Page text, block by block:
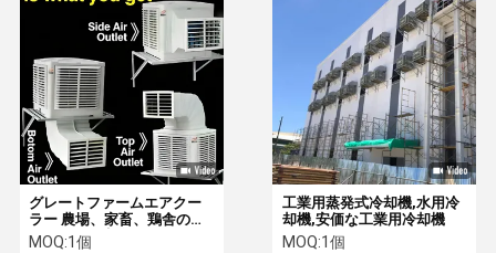
工業用蒸発式冷却機,水用冷
却機,安価な工業用冷却機
MOQ:1個
グレートファームエアクー
ラー 農場、家畜、鶏舎のエ
アコン用の水冷ファン
MOQ:1個